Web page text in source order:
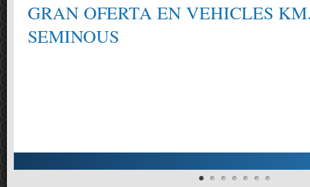
GRAN OFERTA EN VEHICLES
SEMINOUS